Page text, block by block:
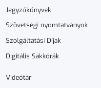
Jegyzőkönyvek
Szövetségi nyomtatványok
Szolgáltatási Díjak
Digitális Sakkórák
Videótár